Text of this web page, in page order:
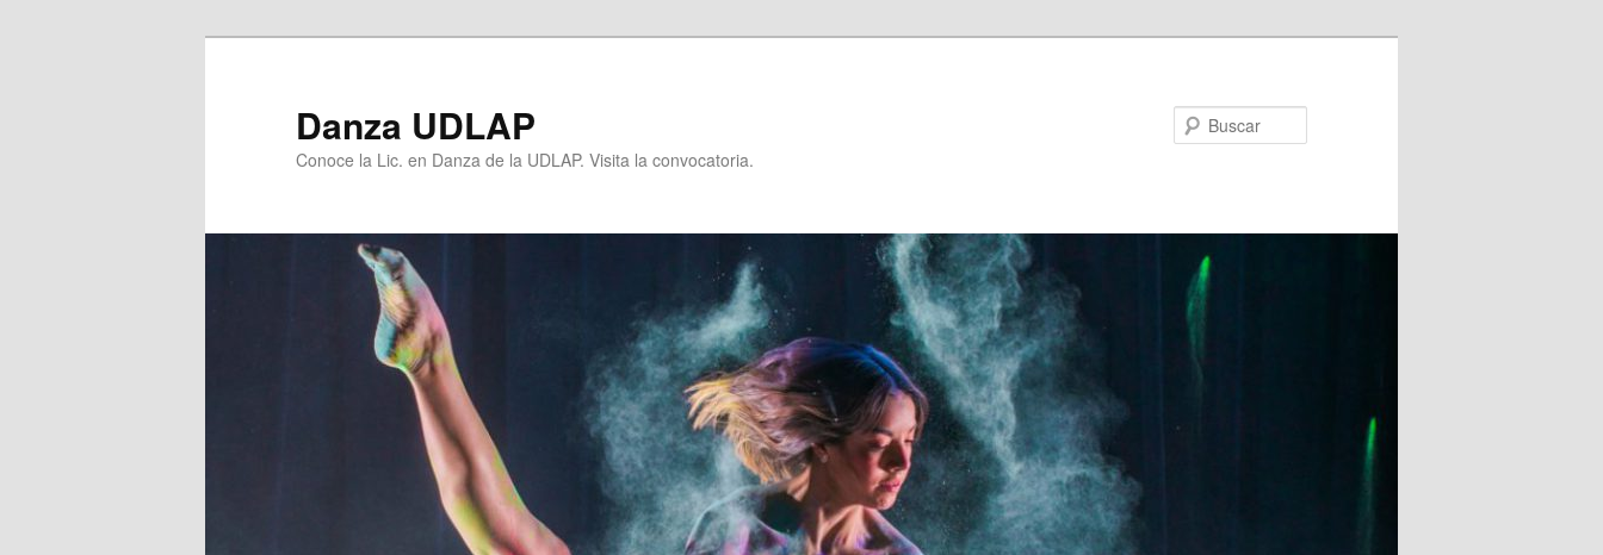
Danza UDLAP
Conoce la Lic. en Danza de la UDLAP. Visita la convocatoria.